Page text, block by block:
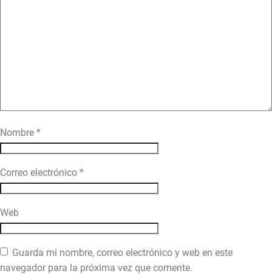
Nombre *
Correo electrónico *
Web
Guarda mi nombre, correo electrónico y web en este
navegador para la próxima vez que comente.